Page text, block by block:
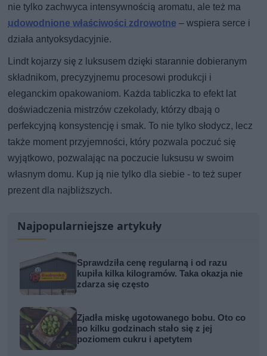
nie tylko zachwyca intensywnością aromatu, ale też ma
udowodnione właściwości zdrowotne – wspiera serce i
działa antyoksydacyjnie.
Lindt kojarzy się z luksusem dzięki starannie dobieranym
składnikom, precyzyjnemu procesowi produkcji i
eleganckim opakowaniom. Każda tabliczka to efekt lat
doświadczenia mistrzów czekolady, którzy dbają o
perfekcyjną konsystencję i smak. To nie tylko słodycz, lecz
także moment przyjemności, który pozwala poczuć się
wyjątkowo, pozwalając na poczucie luksusu w swoim
własnym domu. Kup ją nie tylko dla siebie - to też super
prezent dla najbliższych.
Najpopularniejsze artykuły
Sprawdziła cenę regularną i od razu
kupiła kilka kilogramów. Taka okazja nie
zdarza się często
Zjadła miskę ugotowanego bobu. Oto co
po kilku godzinach stało się z jej
poziomem cukru i apetytem